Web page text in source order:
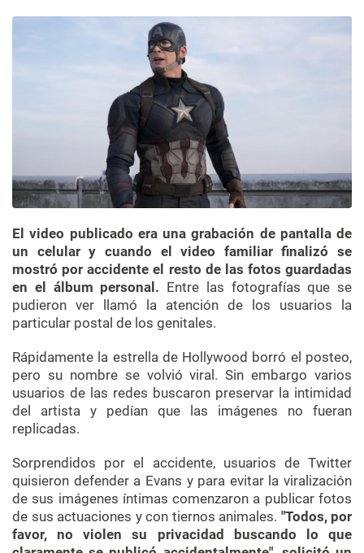
El video publicado era una grabación de pantalla de
un celular y cuando el video familiar finalizó se
mostró por accidente el resto de las fotos guardadas
en el álbum personal. Entre las fotografías que se
pudieron ver llamó la atención de los usuarios la
particular postal de los genitales.
Rápidamente la estrella de Hollywood borró el posteo,
pero su nombre se volvió viral. Sin embargo varios
usuarios de las redes buscaron preservar la intimidad
del artista y pedían que las imágenes no fueran
replicadas.
Sorprendidos por el accidente, usuarios de Twitter
quisieron defender a Evans y para evitar la viralización
de sus imágenes íntimas comenzaron a publicar fotos
de sus actuaciones y con tiernos animales. "Todos, por
favor, no violen su privacidad buscando lo que